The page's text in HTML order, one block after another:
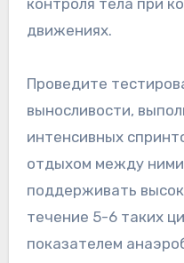
контроля тела при
движениях.
Проведите
выносливости,
интенсивных
отдыхом между
поддерживать
течение 5-6 таких
показателем